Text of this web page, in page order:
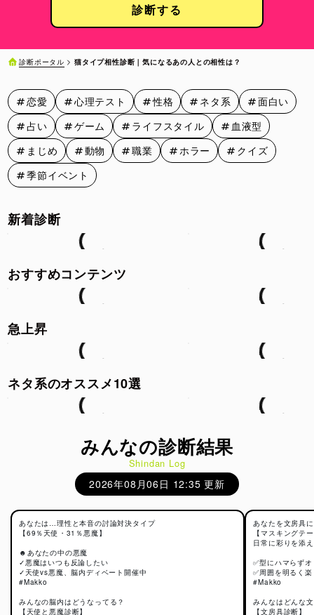
診断する
診断ポータル 猫タイプ相性診断｜気になるあの人との相性は？
恋愛 心理テスト 性格 ネタ系
面白い
占い
ゲーム ライフスタイル
血液型
まじめ
動物 職業 ホラー
クイズ
季節イベント
新着診断
おすすめコンテンツ
急上昇
ネタ系のオススメ10選
みんなの診断結果
Shindan Log
2026年08月06日 12:35 更新
あなたは…理性と本音の討論対決タイプ
【69％天使・31％悪魔】
☻︎あなたの中の悪魔
✓悪魔はいつも反論したい
✓天使vs悪魔、脳内ディベート開催中
#Makko
みんなの脳内はどうなってる？
【天使と悪魔診断】
あなたを文房具
【マスキングテ
日常に彩りを添
✅型にハマらず
✅周囲を明るく
#Makko
みんなはどんな
【文房具診断】